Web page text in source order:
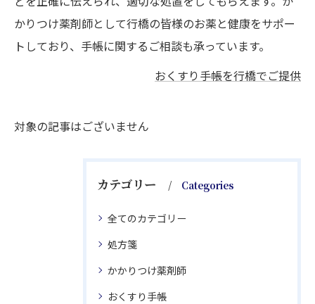
かりつけ薬剤師として行橋の皆様のお薬と健康をサポー
トしており、手帳に関するご相談も承っています。
おくすり手帳を行橋でご提供
対象の記事はございません
カテゴリー Categories
全てのカテゴリー
処方箋
かかりつけ薬剤師
おくすり手帳